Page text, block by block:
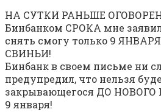
НА СУТКИ РАНЬШЕ
Бинбанком СРОКА мне
снять смогу только 9
СВИНЬИ!
Бинбанк в своем письме ни
предупредил, что нельзя
закрывающегося ДО НОВОГО
9 января!